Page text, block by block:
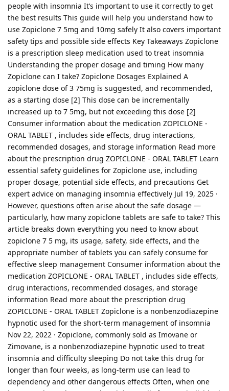
people with insomnia It’s important to use it correctly to get
the best results This guide will help you understand how to
use Zopiclone 7 5mg and 10mg safely It also covers important
safety tips and possible side effects Key Takeaways Zopiclone
is a prescription sleep medication used to treat insomnia
Understanding the proper dosage and timing How many
Zopiclone can I take? Zopiclone Dosages Explained A
zopiclone dose of 3 75mg is suggested, and recommended,
as a starting dose [2] This dose can be incrementally
increased up to 7 5mg, but not exceeding this dose [2]
Consumer information about the medication ZOPICLONE -
ORAL TABLET , includes side effects, drug interactions,
recommended dosages, and storage information Read more
about the prescription drug ZOPICLONE - ORAL TABLET Learn
essential safety guidelines for Zopiclone use, including
proper dosage, potential side effects, and precautions Get
expert advice on managing insomnia effectively Jul 19, 2025 ·
However, questions often arise about the safe dosage —
particularly, how many zopiclone tablets are safe to take? This
article breaks down everything you need to know about
zopiclone 7 5 mg, its usage, safety, side effects, and the
appropriate number of tablets you can safely consume for
effective sleep management Consumer information about the
medication ZOPICLONE - ORAL TABLET , includes side effects,
drug interactions, recommended dosages, and storage
information Read more about the prescription drug
ZOPICLONE - ORAL TABLET Zopiclone is a nonbenzodiazepine
hypnotic used for the short-term management of insomnia
Nov 22, 2022 · Zopiclone, commonly sold as Imovane or
Zimovane, is a nonbenzodiazepine hypnotic used to treat
insomnia and difficulty sleeping Do not take this drug for
longer than four weeks, as long-term use can lead to
dependency and other dangerous effects Often, when one